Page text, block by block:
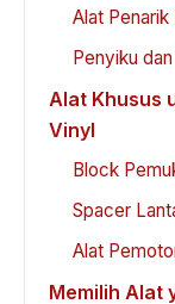
Alat Penarik
Penyiku
Alat Khusus
Vinyl
Block
Spacer
Alat
Memilih Alat